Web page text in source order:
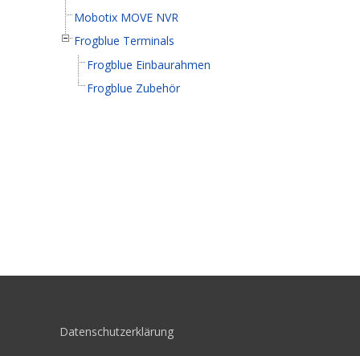
Mobotix MOVE NVR
Frogblue Terminals
Frogblue Einbaurahmen
Frogblue Zubehör
Datenschutzerklärung